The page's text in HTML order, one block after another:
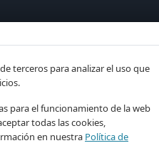
terceros para analizar el uso que
para el funcionamiento de la web
todas las cookies,
en nuestra Política de
para